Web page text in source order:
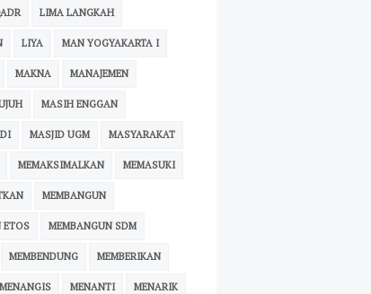
LIMA LANGKAH
LIYA MAN YOGYAKARTA I
MAKNA MANAJEMEN
MASIH ENGGAN
MASJID UGM MASYARAKAT
MEMAKSIMALKAN MEMASUKI
MEMBANGUN
ETOS MEMBANGUN SDM
MEMBENDUNG MEMBERIKAN
MENANGIS MENANTI MENARIK